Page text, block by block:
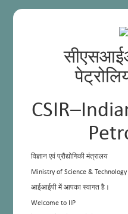
विज्ञान एवं प्रौद्योगिकी मंत्रालय
Ministry of Science & Technology
आईआईपी में आपका स्वागत है।
Welcome to IIP
विषम उत्प्रेरक विधियों के माध्यम से
लंबी-श्रृंखला वाले अल्फा-ओलेफ़िन